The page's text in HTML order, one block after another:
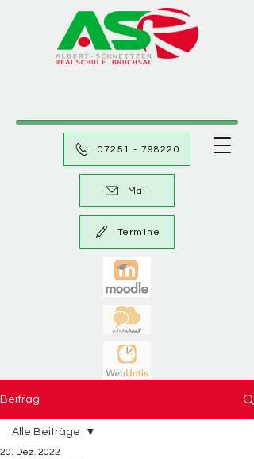
Mail
07251 - 798220
Termine
Beitrag
Alle Beiträge
20. Dez. 2022